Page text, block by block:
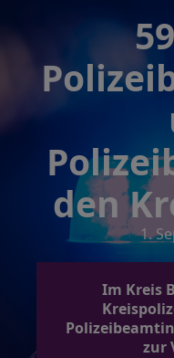
den
1.
Im Kreis
zur